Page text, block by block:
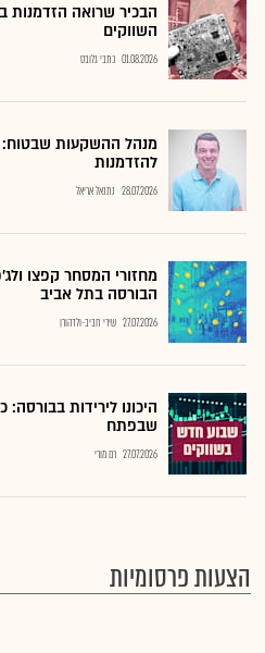
הבכיר שרואה הזדמנות
השווקים
01.08.2026 כתבי גלובס
מנהל ההשקעות
להזדמנות
28.07.2026 נתנאל אריאל
מחזורי המסחר קפצו
הבורסה בתל אביב
27.07.2026 שירי חביב-ולדהורן
היכונו לירידות
שבפתח
27.07.2026 רם מורי
הצעות פרסומיות